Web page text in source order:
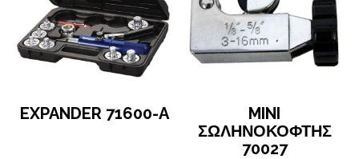
EXPANDER 71600-A
MINI
ΣΩΛΗΝΟΚΟΦΤΗΣ
70027